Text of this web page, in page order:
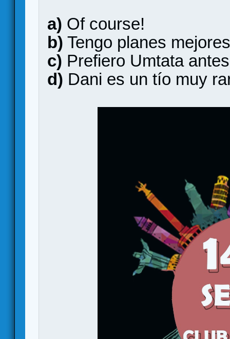
a) Of course!
b) Tengo planes mejores
c) Prefiero Umtata
d) Dani es un tío muy